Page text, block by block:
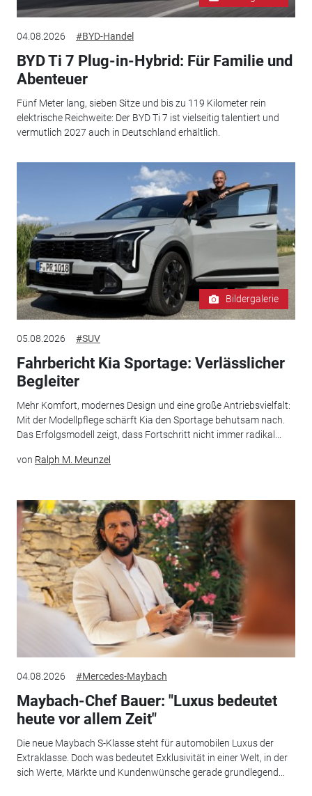
04.08.2026 #BYD-Handel
BYD Ti 7 Plug-in-Hybrid: Für Familie und
Abenteuer
Fünf Meter lang, sieben Sitze und bis zu 119 Kilometer rein
elektrische Reichweite: Der BYD Ti 7 ist vielseitig talentiert und
vermutlich 2027 auch in Deutschland erhältlich.
Bildergalerie
05.08.2026 #SUV
Fahrbericht Kia Sportage: Verlässlicher
Begleiter
Mehr Komfort, modernes Design und eine große Antriebsvielfalt:
Mit der Modellpflege schärft Kia den Sportage behutsam nach.
Das Erfolgsmodell zeigt, dass Fortschritt nicht immer radikal...
von Ralph M. Meunzel
04.08.2026 #Mercedes-Maybach
Maybach-Chef Bauer: "Luxus bedeutet
heute vor allem Zeit"
Die neue Maybach S-Klasse steht für automobilen Luxus der
Extraklasse. Doch was bedeutet Exklusivität in einer Welt, in der
sich Werte, Märkte und Kundenwünsche gerade grundlegend...